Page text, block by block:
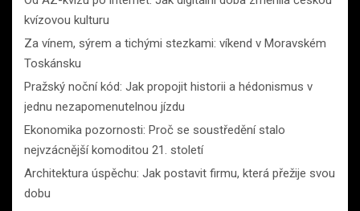
kvízovou kulturu
Za vínem, sýrem a tichými stezkami: víkend v Moravském
Toskánsku
Pražský noční kód: Jak propojit historii a hédonismus v
jednu nezapomenutelnou jízdu
Ekonomika pozornosti: Proč se soustředění stalo
nejvzácnější komoditou 21. století
Architektura úspěchu: Jak postavit firmu, která přežije svou
dobu